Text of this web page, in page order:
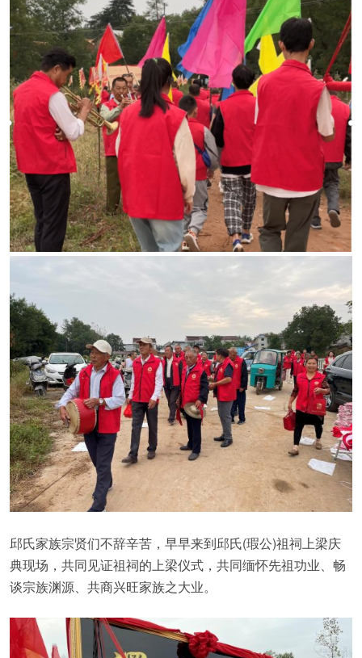
邱氏家族宗贤们不辞辛苦，早早来到邱氏(瑕公)祖祠上梁庆
典现场，共同见证祖祠的上梁仪式，共同缅怀先祖功业、畅
谈宗族渊源、共商兴旺家族之大业。